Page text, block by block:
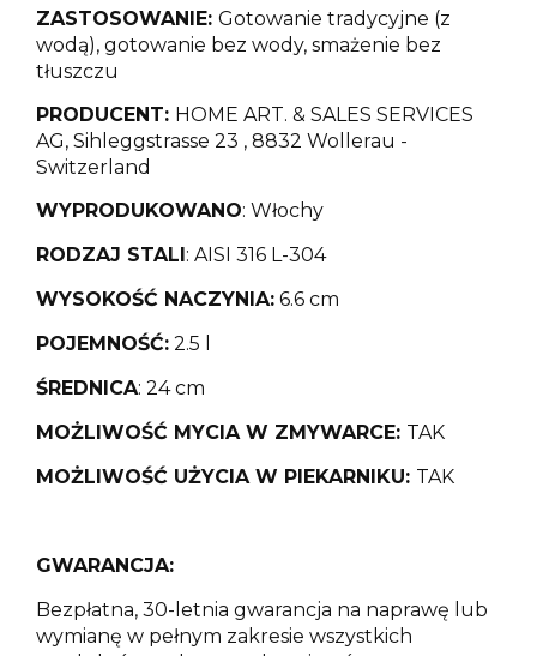
ZASTOSOWANIE: Gotowanie tradycyjne (z
wodą), gotowanie bez wody, smażenie bez
tłuszczu
PRODUCENT: HOME ART. & SALES SERVICES
AG, Sihleggstrasse 23 , 8832 Wollerau -
Switzerland
WYPRODUKOWANO: Włochy
RODZAJ STALI: AISI 316 L-304
WYSOKOŚĆ NACZYNIA: 6.6 cm
POJEMNOŚĆ: 2.5 l
ŚREDNICA: 24 cm
MOŻLIWOŚĆ MYCIA W ZMYWARCE: TAK
MOŻLIWOŚĆ UŻYCIA W PIEKARNIKU: TAK
GWARANCJA:
Bezpłatna, 30-letnia gwarancja na naprawę lub
wymianę w pełnym zakresie wszystkich